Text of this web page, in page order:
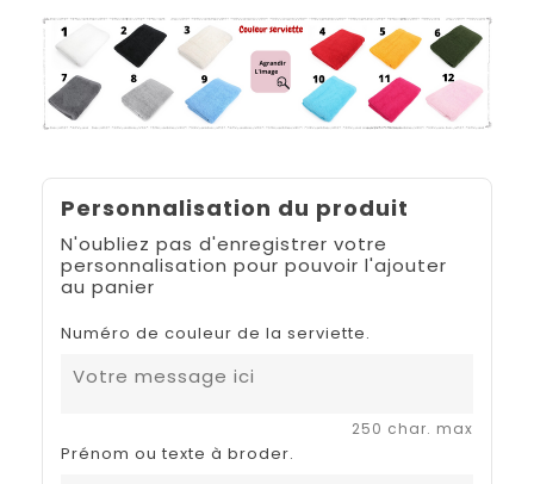
Personnalisation du produit
N'oubliez pas d'enregistrer votre
personnalisation pour pouvoir l'ajouter
au panier
Numéro de couleur de la serviette.
250 char. max
Prénom ou texte à broder.